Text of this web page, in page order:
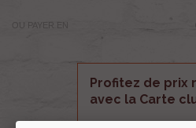
Profitez de prix
avec la Carte